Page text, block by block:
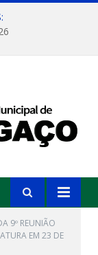
9º REUNIÃO
EM 23 DE